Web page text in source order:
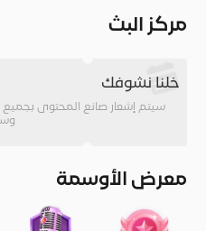
مركز البث
خلنا نشوفك
سيتم إشعار صانع المحتوى بجميع
معرض الأوسمة